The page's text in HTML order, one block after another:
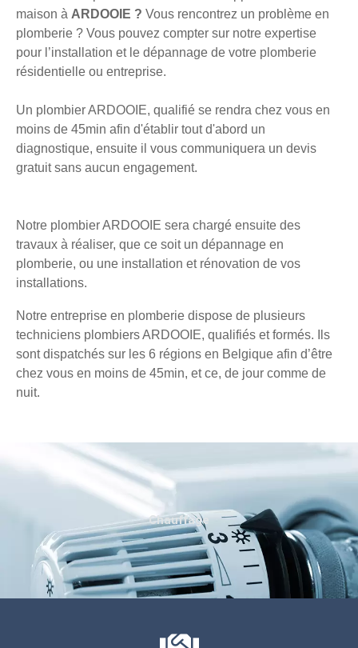
maison à ARDOOIE ? Vous rencontrez un problème en
plomberie ? Vous pouvez compter sur notre expertise
pour l’installation et le dépannage de votre plomberie
résidentielle ou entreprise.
Un plombier ARDOOIE, qualifié se rendra chez vous en
moins de 45min afin d'établir tout d'abord un
diagnostique, ensuite il vous communiquera un devis
gratuit sans aucun engagement.
Notre plombier ARDOOIE sera chargé ensuite des
travaux à réaliser, que ce soit un dépannage en
plomberie, ou une installation et rénovation de vos
installations.
Notre entreprise en plomberie dispose de plusieurs
techniciens plombiers ARDOOIE, qualifiés et formés. Ils
sont dispatchés sur les 6 régions en Belgique afin d’être
chez vous en moins de 45min, et ce, de jour comme de
nuit.
Chauffage